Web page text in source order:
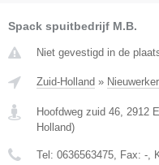
Spack spuitbedrijf M.B.
Niet gevestigd in de
Zuid-Holland »
Hoofdweg zuid 46 2912
Holland)
Tel: 0636563475 , Fax: - ,